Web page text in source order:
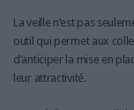
La veille n’est pas
outil qui permet aux
d’anticiper la mise en
leur attractivité.